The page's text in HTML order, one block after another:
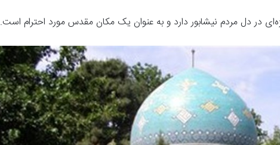
در دل مردم نیشابور دارد و به عنوان یک مکان مقدس مورد احترام است.